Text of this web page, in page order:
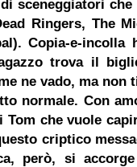
sceneggiatori
Ringers, The
Copia-e-incolla
trova il
ne vado, ma non
normale. Con
che vuole
criptico
però, si